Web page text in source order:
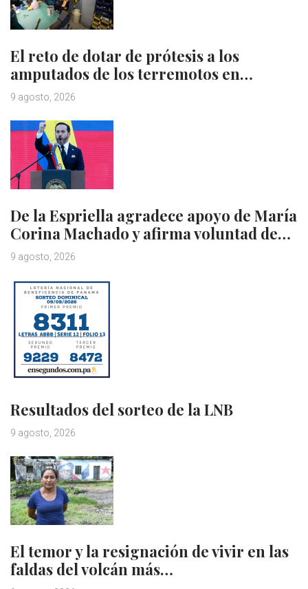
El reto de dotar de prótesis a los
amputados de los terremotos en…
9 agosto, 2026
De la Espriella agradece apoyo de María
Corina Machado y afirma voluntad de…
9 agosto, 2026
Resultados del sorteo de la LNB
9 agosto, 2026
El temor y la resignación de vivir en las
faldas del volcán más…